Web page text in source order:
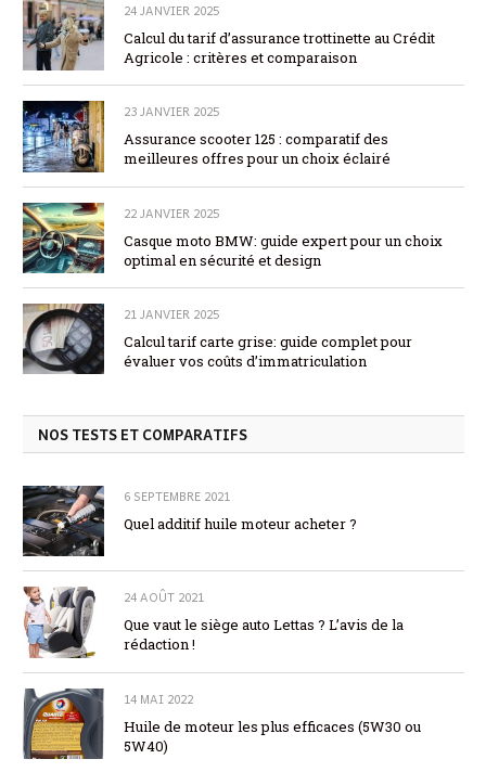
24 JANVIER 2025
Calcul du tarif d’assurance trottinette au Crédit
Agricole : critères et comparaison
23 JANVIER 2025
Assurance scooter 125 : comparatif des
meilleures offres pour un choix éclairé
22 JANVIER 2025
Casque moto BMW: guide expert pour un choix
optimal en sécurité et design
21 JANVIER 2025
Calcul tarif carte grise: guide complet pour
évaluer vos coûts d’immatriculation
NOS TESTS ET COMPARATIFS
6 SEPTEMBRE 2021
Quel additif huile moteur acheter ?
24 AOÛT 2021
Que vaut le siège auto Lettas ? L’avis de la
rédaction !
14 MAI 2022
Huile de moteur les plus efficaces (5W30 ou
5W40)